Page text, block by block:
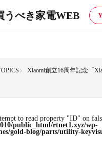
うべき家電WEB
Xiaomi創立16周年記念「
to read property "ID" on
public_html/rtnet1.xyz/wp-
gold-blog/parts/utility-